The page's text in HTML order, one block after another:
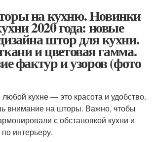
на кухню. Новинки
2020 года: новые
штор для кухни.
и цветовая гамма.
фактур и узоров (фото
кухне — это красота и удобство.
внимание на шторы. Важно, чтобы
с обстановкой кухни и
интерьеру.